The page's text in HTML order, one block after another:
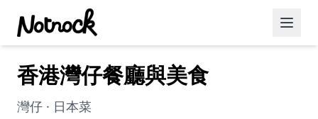
精選活動
博客文章
香港灣仔餐廳與美食
灣仔 · 日本菜